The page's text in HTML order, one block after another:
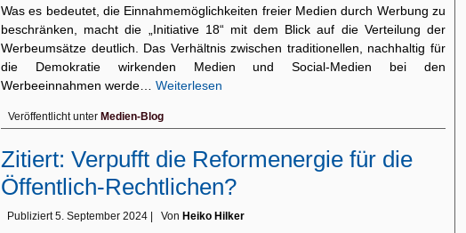
Was es bedeutet, die Einnahmemöglichkeiten freier Medien durch Werbung zu
beschränken, macht die „Initiative 18“ mit dem Blick auf die Verteilung der
Werbeumsätze deutlich. Das Verhältnis zwischen traditionellen, nachhaltig für
die Demokratie wirkenden Medien und Social-Medien bei den
Werbeeinnahmen werde… Weiterlesen
Veröffentlicht unter Medien-Blog
Zitiert: Verpufft die Reformenergie für die
Öffentlich-Rechtlichen?
Publiziert 5. September 2024 Von Heiko Hilker